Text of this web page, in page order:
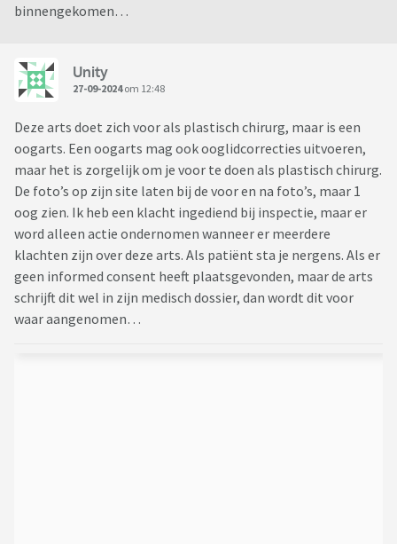
binnengekomen…
Unity
27-09-2024om 12:48
Deze arts doet zich voor als plastisch chirurg, maar is een
oogarts. Een oogarts mag ook ooglidcorrecties uitvoeren,
maar het is zorgelijk om je voor te doen als plastisch chirurg.
De foto’s op zijn site laten bij de voor en na foto’s, maar 1
oog zien. Ik heb een klacht ingediend bij inspectie, maar er
word alleen actie ondernomen wanneer er meerdere
klachten zijn over deze arts. Als patiënt sta je nergens. Als er
geen informed consent heeft plaatsgevonden, maar de arts
schrijft dit wel in zijn medisch dossier, dan wordt dit voor
waar aangenomen…